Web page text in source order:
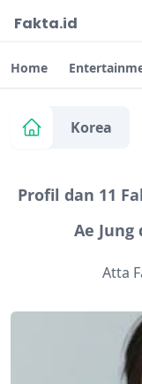
Fakta.id
Home
Korea
Profil dan 11
Ae Jung
Atta